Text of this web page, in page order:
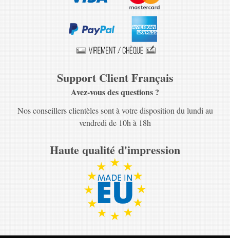
Support Client Français
Avez-vous des questions ?
Nos conseillers clientèles sont à votre disposition du lundi au
vendredi de 10h à 18h
Haute qualité d'impression